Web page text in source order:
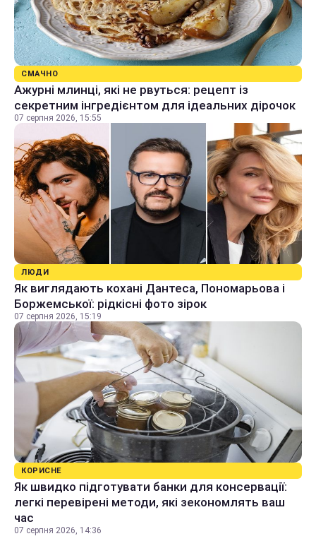
СМАЧНО
Ажурні млинці, які не рвуться: рецепт із
секретним інгредієнтом для ідеальних дірочок
07 серпня 2026, 15:55
ЛЮДИ
Як виглядають кохані Дантеса, Пономарьова і
Боржемської: рідкісні фото зірок
07 серпня 2026, 15:19
КОРИСНЕ
Як швидко підготувати банки для консервації:
легкі перевірені методи, які зекономлять ваш
час
07 серпня 2026, 14:36